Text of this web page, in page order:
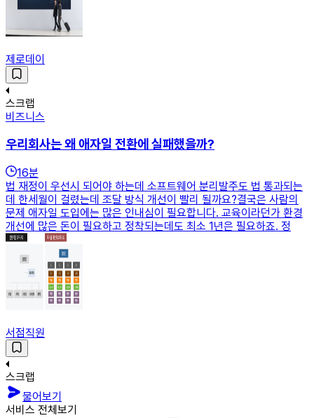
제로데이
스크랩
비즈니스
우리회사는 왜 애자일 전환에 실패했을까?
16분
법 재정이 우선시 되어야 하는데 소프트웨어 분리발주도 법 통과되는
데 한세월이 걸렸는데 조달 방식 개선이 빨리 될까요?결국은 사람의
문제 애자일 도입에는 많은 인내심이 필요합니다. 교육이라던가 환경
개선에 많은 돈이 필요하고 정착되는데도 최소 1년은 필요하죠. 정
서점직원
스크랩
물어보기
서비스 전체보기